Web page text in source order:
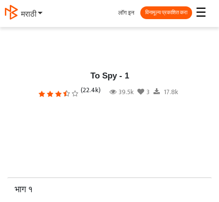
मराठी ☰
लॉग इन विनामूल्य प्रकाशित करा
To Spy - 1
(22.4k) 39.5k 3 17.8k
भाग १